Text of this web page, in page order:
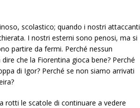
scolastico; quando i nostri attaccanti
I nostri esterni sono penosi, ma si
partire da fermi. Perché nessun
che la Fiorentina gioca bene? Perché
di Igor? Perché se non siamo arrivati
rotti le scatole di continuare a vedere